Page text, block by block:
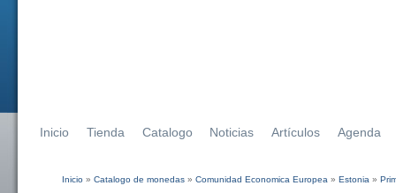
Inicio Tienda Catalogo Noticias Artículos Agenda
Inicio » Catalogo de monedas » Comunidad Economica Europea » Estonia »